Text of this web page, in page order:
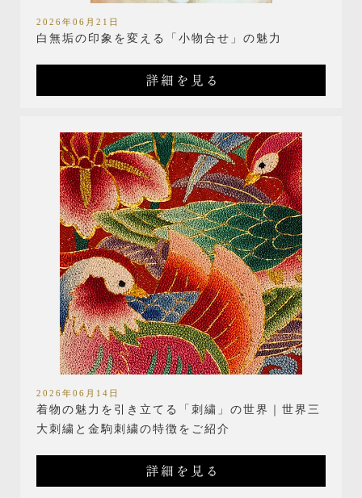
2026年06月21日
白無垢の印象を変える「小物合せ」の魅力
2026年06月14日
着物の魅力を引き立てる「刺繍」の世界｜世界三
大刺繍と金駒刺繍の特徴をご紹介